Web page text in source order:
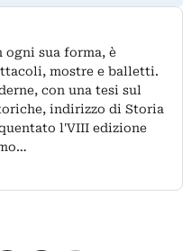
sua forma, è
mostre e balletti.
con una tesi sul
indirizzo di Storia
l'VIII edizione